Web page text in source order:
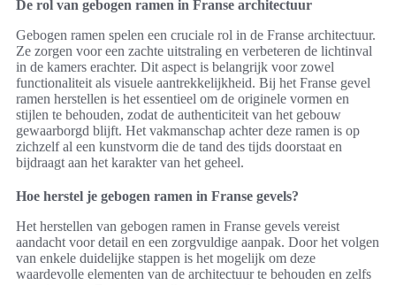
De rol van gebogen ramen in Franse architectuur
Gebogen ramen spelen een cruciale rol in de Franse architectuur.
Ze zorgen voor een zachte uitstraling en verbeteren de lichtinval
in de kamers erachter. Dit aspect is belangrijk voor zowel
functionaliteit als visuele aantrekkelijkheid. Bij het Franse gevel
ramen herstellen is het essentieel om de originele vormen en
stijlen te behouden, zodat de authenticiteit van het gebouw
gewaarborgd blijft. Het vakmanschap achter deze ramen is op
zichzelf al een kunstvorm die de tand des tijds doorstaat en
bijdraagt aan het karakter van het geheel.
Hoe herstel je gebogen ramen in Franse gevels?
Het herstellen van gebogen ramen in Franse gevels vereist
aandacht voor detail en een zorgvuldige aanpak. Door het volgen
van enkele duidelijke stappen is het mogelijk om deze
waardevolle elementen van de architectuur te behouden en zelfs